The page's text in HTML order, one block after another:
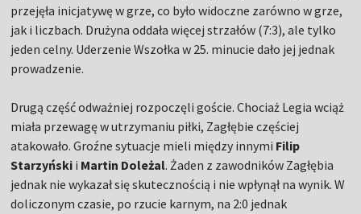
przejęła inicjatywę w grze, co było widoczne zarówno w grze,
jak i liczbach. Drużyna oddała więcej strzałów (7:3), ale tylko
jeden celny. Uderzenie Wszołka w 25. minucie dało jej jednak
prowadzenie.
Drugą część odważniej rozpoczęli goście. Chociaż Legia wciąż
miała przewagę w utrzymaniu piłki, Zagłębie częściej
atakowało. Groźne sytuacje mieli między innymi Filip
Starzyński i Martin Doleżal. Żaden z zawodników Zagłębia
jednak nie wykazał się skutecznością i nie wpłynął na wynik. W
doliczonym czasie, po rzucie karnym, na 2:0 jednak